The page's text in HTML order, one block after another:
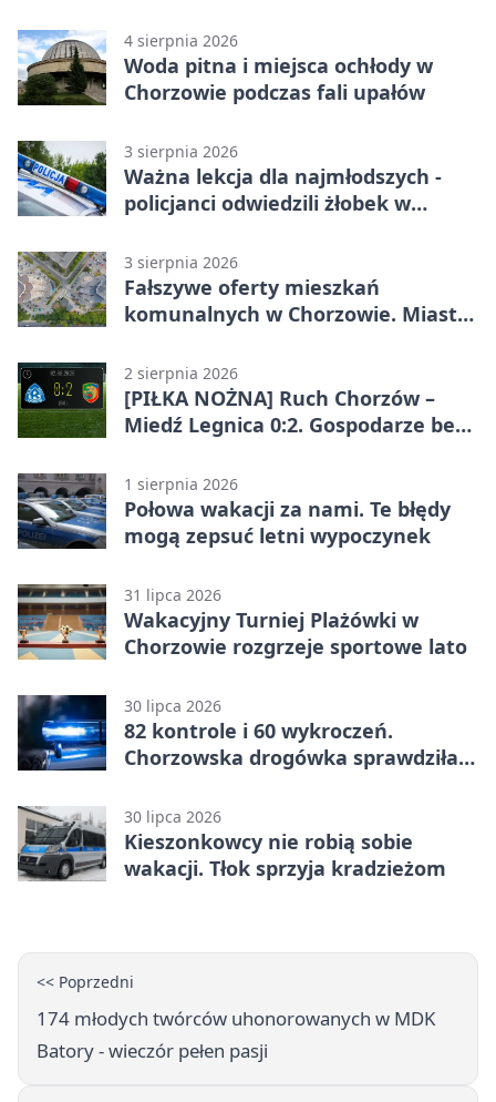
4 sierpnia 2026
Woda pitna i miejsca ochłody w
Chorzowie podczas fali upałów
3 sierpnia 2026
Ważna lekcja dla najmłodszych -
policjanci odwiedzili żłobek w
3 sierpnia 2026
Fałszywe oferty mieszkań
komunalnych w Chorzowie. Miasto
2 sierpnia 2026
[PIŁKA NOŻNA] Ruch Chorzów –
Miedź Legnica 0:2. Gospodarze bez
1 sierpnia 2026
Połowa wakacji za nami. Te błędy
mogą zepsuć letni wypoczynek
31 lipca 2026
Wakacyjny Turniej Plażówki w
Chorzowie rozgrzeje sportowe lato
30 lipca 2026
82 kontrole i 60 wykroczeń.
Chorzowska drogówka sprawdziła
30 lipca 2026
Kieszonkowcy nie robią sobie
wakacji. Tłok sprzyja kradzieżom
<< Poprzedni
174 młodych twórców uhonorowanych w MDK
Batory - wieczór pełen pasji